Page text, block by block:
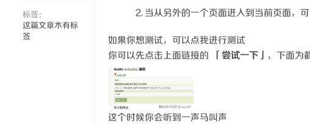
标签：
这篇文章木有标
签
当从另外的一个页面进入到当前页面，
如果你想测试，可以点我进行测试
你可以先点击上面链接的
「尝试一下」 ，下面为
这个时候你会听到一声马叫声